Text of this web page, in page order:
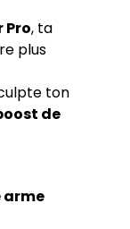
Pro, ta
plus
ton
de
arme